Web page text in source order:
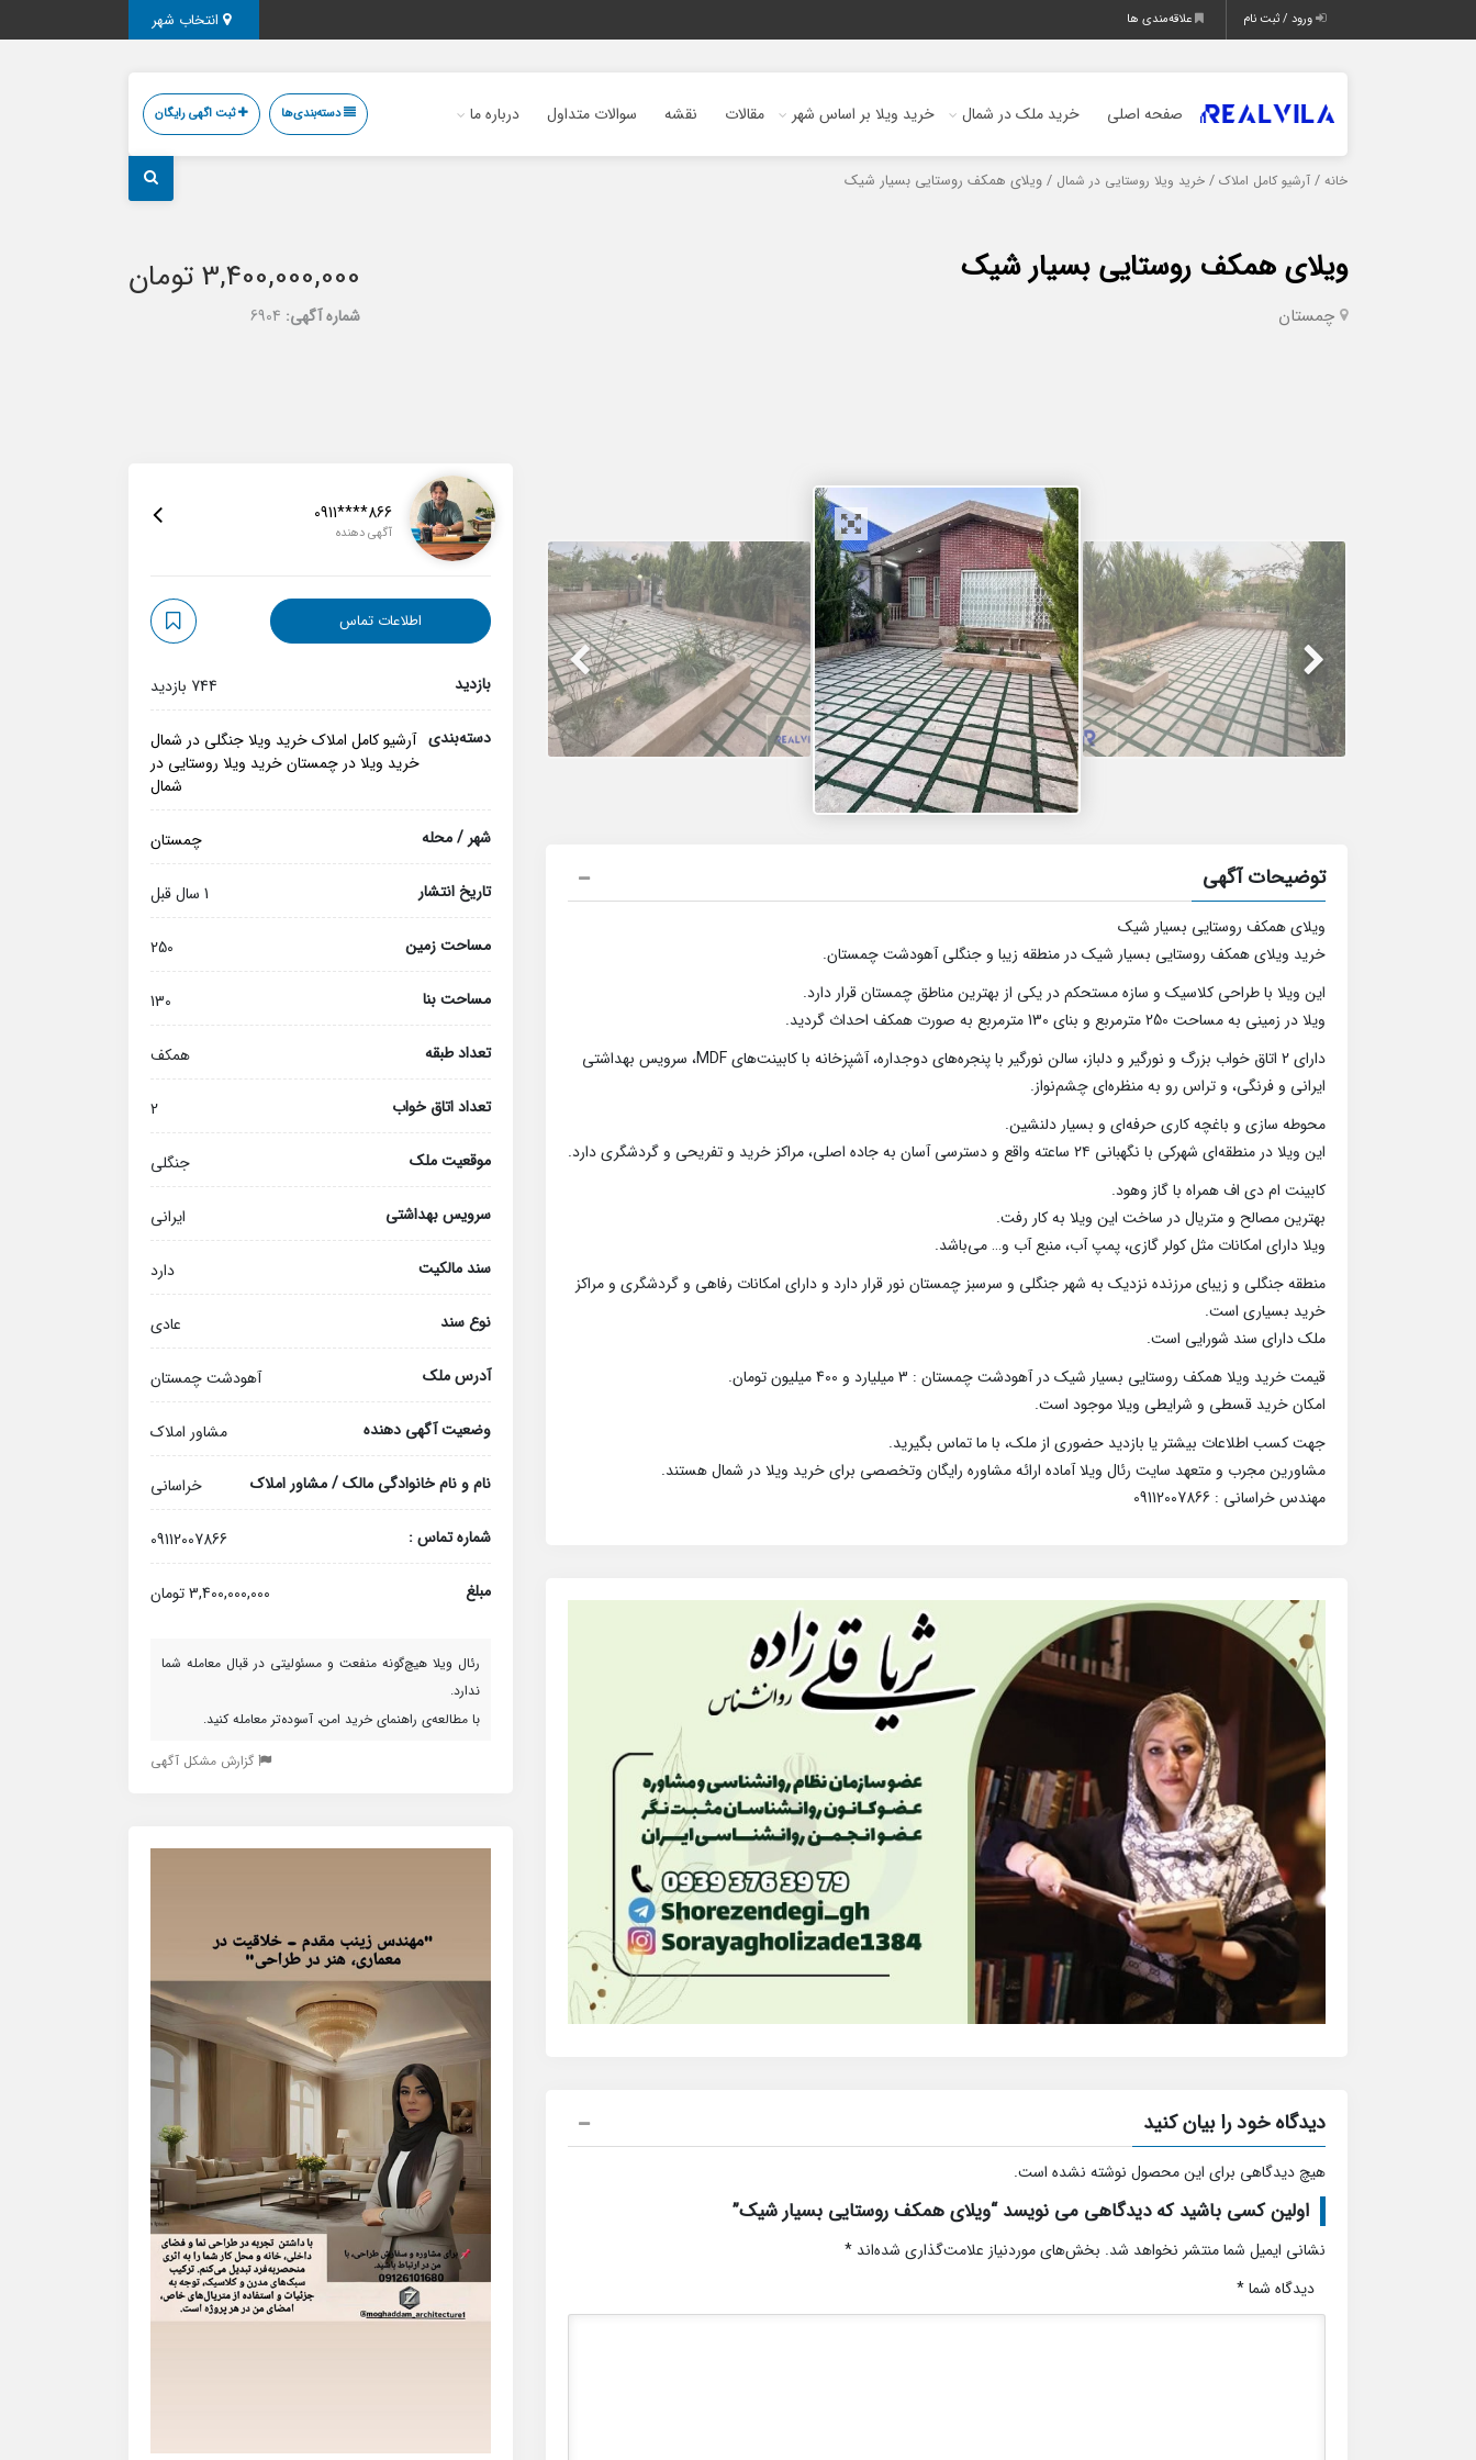
ورود / ثبت نام علاقه‌مندی ها
صفحه اصلی خرید ملک در شمال خرید ویلا بر اساس شهر مقالات نقشه سوالات متداول درباره ما دسته‌بندی‌ها ثبت اگهی رایگان
خانه / آرشیو کامل املاک / خرید ویلا روستایی در شمال / ویلای همکف روستایی بسیار شیک
ویلای همکف روستایی بسیار شیک
چمستان
3,400,000,000 تومان
شماره آگهی: 6904
توضیحات آگهی
ویلای همکف روستایی بسیار شیک
خرید ویلای همکف روستایی بسیار شیک در منطقه زیبا و جنگلی آهودشت چمستان.
این ویلا با طراحی کلاسیک و سازه مستحکم در یکی از بهترین مناطق چمستان قرار دارد.
ویلا در زمینی به مساحت 250 مترمربع و بنای 130 مترمربع به صورت همکف احداث گردید.
دارای 2 اتاق خواب بزرگ و نورگیر و دلباز، سالن نورگیر با پنجره‌های دوجداره، آشپزخانه با کابینت‌های MDF، سرویس بهداشتی
ایرانی و فرنگی، و تراس رو به منظره‌ای چشم‌نواز.
محوطه سازی و باغچه کاری حرفه‌ای و بسیار دلنشین.
این ویلا در منطقه‌ای شهرکی با نگهبانی ۲۴ ساعته واقع و دسترسی آسان به جاده اصلی، مراکز خرید و تفریحی و گردشگری دارد.
کابینت ام دی اف همراه با گاز وهود.
بهترین مصالح و متریال در ساخت این ویلا به کار رفت.
ویلا دارای امکانات مثل کولر گازی، پمپ آب، منبع آب و… می‌باشد.
منطقه جنگلی و زیبای مرزنده نزدیک به شهر جنگلی و سرسبز چمستان نور قرار دارد و دارای امکانات رفاهی و گردشگری و مراکز
خرید بسیاری است.
ملک دارای سند شورایی است.
قیمت خرید ویلا همکف روستایی بسیار شیک در آهودشت چمستان : 3 میلیارد و 400 میلیون تومان.
امکان خرید قسطی و شرایطی ویلا موجود است.
جهت کسب اطلاعات بیشتر یا بازدید حضوری از ملک، با ما تماس بگیرید.
مشاورین مجرب و متعهد سایت رئال ویلا آماده ارائه مشاوره رایگان وتخصصی برای خرید ویلا در شمال هستند.
مهندس خراسانی : 09112007866
دیدگاه خود را بیان کنید
هیچ دیدگاهی برای این محصول نوشته نشده است.
اولین کسی باشید که دیدگاهی می نویسد “ویلای همکف روستایی بسیار شیک”
نشانی ایمیل شما منتشر نخواهد شد. بخش‌های موردنیاز علامت‌گذاری شده‌اند *
دیدگاه شما*
0911****866
آگهی دهنده
اطلاعات تماس
بازدید 744 بازدید
دسته‌بندی آرشیو کامل املاکخرید ویلا جنگلی در شمال
خرید ویلا در چمستانخرید ویلا روستایی در
شمال
شهر / محله چمستان
تاریخ انتشار 1 سال قبل
مساحت زمین 250
مساحت بنا 130
تعداد طبقه همکف
تعداد اتاق خواب 2
موقعیت ملک جنگلی
سرویس بهداشتی ایرانی
سند مالکیت دارد
نوع سند عادی
آدرس ملک آهودشت چمستان
وضعیت آگهی دهنده مشاور املاک
نام و نام خانوادگی مالک / مشاور املاک خراسانی
شماره تماس : 09112007866
مبلغ 3,400,000,000 تومان
رئال ویلا هیچ‌گونه منفعت و مسئولیتی در قبال معامله شما
ندارد.
با مطالعه‌ی راهنمای خرید امن، آسوده‌تر معامله کنید.
گزارش مشکل آگهی